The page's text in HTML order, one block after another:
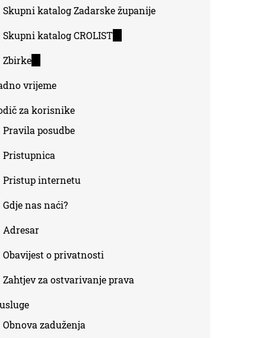
Skupni katalog Zadarske županije
Skupni katalog CROLIST(link
Zbirke(link
external)
vrijeme
za korisnike
Pravila posudbe
Pristupnica
Pristup internetu
Gdje nas naći?
Adresar
Obavijest o privatnosti
Zahtjev za ostvarivanje prava
Obnova zaduženja